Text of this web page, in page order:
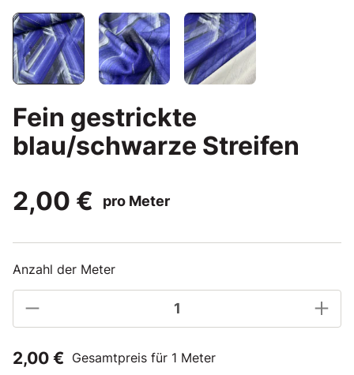
Fein gestrickte
blau/schwarze Streifen
2,00 €
pro Meter
Anzahl der Meter
2,00 € Gesamtpreis für 1 Meter